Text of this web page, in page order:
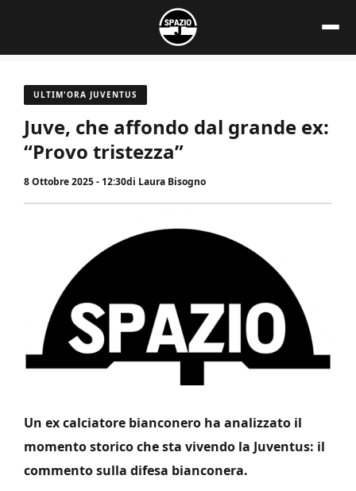
contenuto
ULTIM'ORA JUVENTUS
Juve, che affondo dal grande ex:
“Provo tristezza”
8 Ottobre 2025 - 12:30di Laura Bisogno
Un ex calciatore bianconero ha analizzato il
momento storico che sta vivendo la Juventus: il
commento sulla difesa bianconera.